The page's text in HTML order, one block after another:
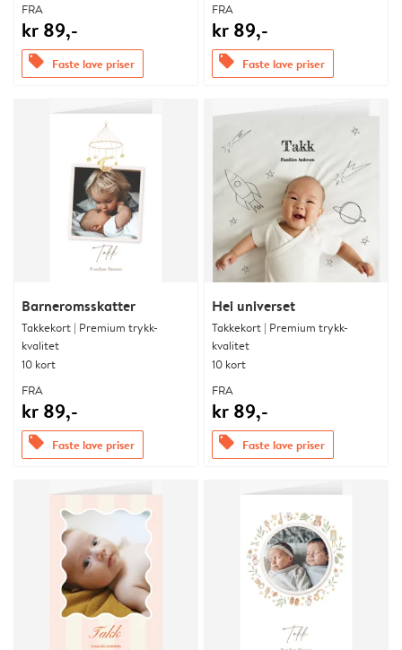
FRA
kr 89,-
offers Faste lave priser
FRA
kr 89,-
offers Faste lave priser
Barneromsskatter
Takkekort | Premium trykk-
kvalitet
10 kort
FRA
kr 89,-
offers Faste lave priser
Hei universet
Takkekort | Premium trykk-
kvalitet
10 kort
FRA
kr 89,-
offers Faste lave priser